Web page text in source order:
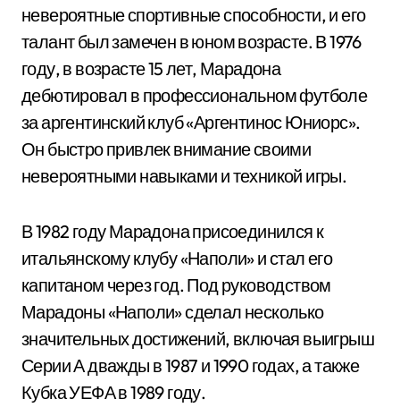
невероятные спортивные способности, и его
талант был замечен в юном возрасте. В 1976
году, в возрасте 15 лет, Марадона
дебютировал в профессиональном футболе
за аргентинский клуб «Аргентинос Юниорс».
Он быстро привлек внимание своими
невероятными навыками и техникой игры.
В 1982 году Марадона присоединился к
итальянскому клубу «Наполи» и стал его
капитаном через год. Под руководством
Марадоны «Наполи» сделал несколько
значительных достижений, включая выигрыш
Серии А дважды в 1987 и 1990 годах, а также
Кубка УЕФА в 1989 году.